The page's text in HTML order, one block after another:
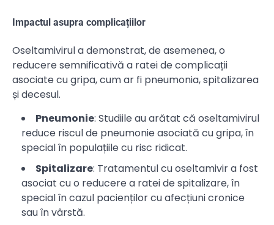
Impactul asupra complicațiilor
Oseltamivirul a demonstrat, de asemenea, o
reducere semnificativă a ratei de complicații
asociate cu gripa, cum ar fi pneumonia, spitalizarea
și decesul.
Pneumonie: Studiile au arătat că oseltamivirul
reduce riscul de pneumonie asociată cu gripa, în
special în populațiile cu risc ridicat.
Spitalizare: Tratamentul cu oseltamivir a fost
asociat cu o reducere a ratei de spitalizare, în
special în cazul pacienților cu afecțiuni cronice
sau în vârstă.